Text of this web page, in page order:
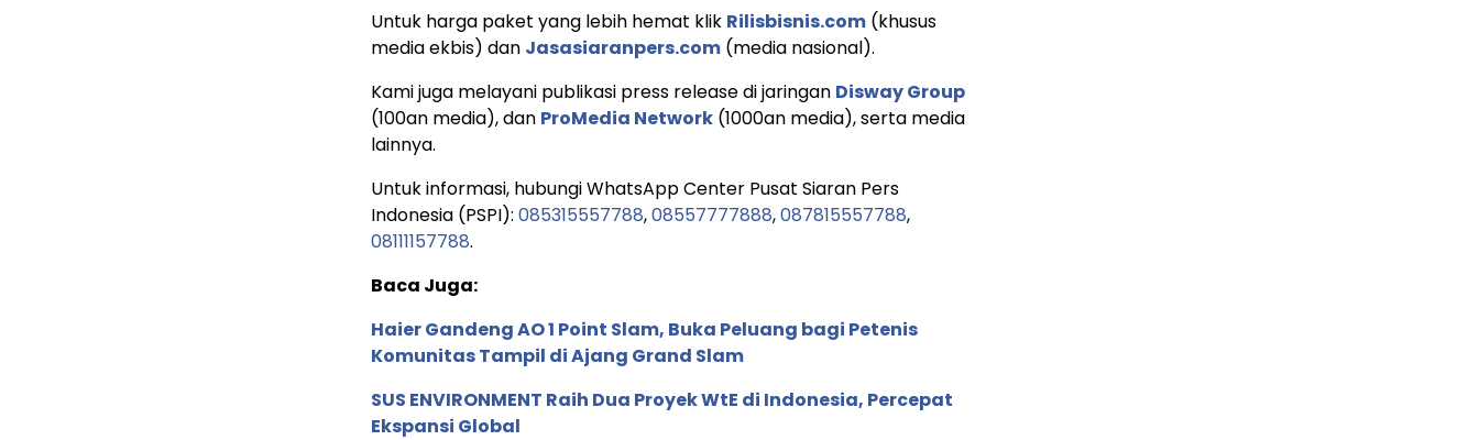
Untuk harga paket yang lebih hemat klik Rilisbisnis.com (khusus
media ekbis) dan Jasasiaranpers.com (media nasional).
Kami juga melayani publikasi press release di jaringan Disway Group
(100an media), dan ProMedia Network (1000an media), serta media
lainnya.
Untuk informasi, hubungi WhatsApp Center Pusat Siaran Pers
Indonesia (PSPI): 085315557788,08557777888,087815557788,
08111157788.
Baca Juga:
Haier Gandeng AO 1 Point Slam, Buka Peluang bagi Petenis
Komunitas Tampil di Ajang Grand Slam
SUS ENVIRONMENT Raih Dua Proyek WtE di Indonesia, Percepat
Ekspansi Global